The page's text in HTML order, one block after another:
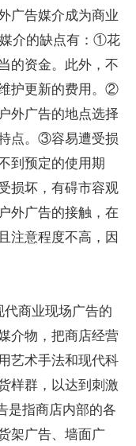
广告媒介成为商业
介的缺点有：①花
的资金。此外，不
护更新的费用。②
外广告的地点选择
点。③容易遭受损
到预定的使用期
损坏，有碍市容观
外广告的接触，在
注意程度不高，因
商业现场广告的
介物，把商店经营
艺术手法和现代科
样群，以达到刺激
是指商店内部的各
架广告、墙面广